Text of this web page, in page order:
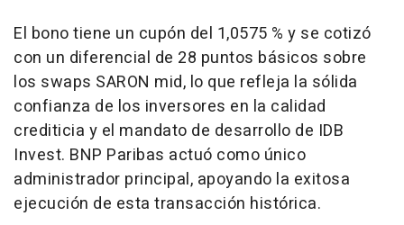
El bono tiene un cupón del 1,0575 % y se cotizó
con un diferencial de 28 puntos básicos sobre
los swaps SARON mid, lo que refleja la sólida
confianza de los inversores en la calidad
crediticia y el mandato de desarrollo de IDB
Invest. BNP Paribas actuó como único
administrador principal, apoyando la exitosa
ejecución de esta transacción histórica.